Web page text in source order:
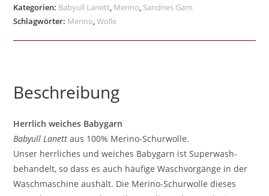
Kategorien: Babyull Lanett, Merino, Sandnes Garn
Schlagwörter: Merino,Wolle
Beschreibung
Herrlich weiches Babygarn
Babyull Lanett aus 100% Merino-Schurwolle.
Unser herrliches und weiches Babygarn ist Superwash-
behandelt, so dass es auch häufige Waschvorgänge in der
Waschmaschine aushält. Die Merino-Schurwolle dieses